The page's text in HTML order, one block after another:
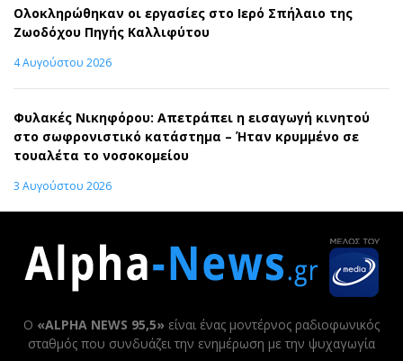
Ολοκληρώθηκαν οι εργασίες στο Ιερό Σπήλαιο της
Ζωοδόχου Πηγής Καλλιφύτου
4 Αυγούστου 2026
Φυλακές Νικηφόρου: Απετράπει η εισαγωγή κινητού
στο σωφρονιστικό κατάστημα – Ήταν κρυμμένο σε
τουαλέτα το νοσοκομείου
3 Αυγούστου 2026
Ο «ALPHA NEWS 95,5» είναι ένας μοντέρνος ραδιοφωνικός
σταθμός που συνδυάζει την ενημέρωση με την ψυχαγωγία